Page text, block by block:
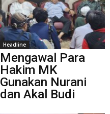
Headline
Mengawal Para
Hakim MK
Gunakan Nurani
dan Akal Budi